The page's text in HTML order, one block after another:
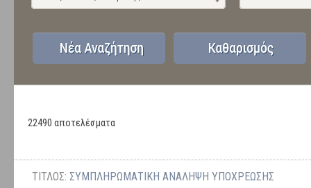
22490 αποτελέσματα
ΤΙΤΛΟΣ: ΣΥΜΠΛΗΡΩΜΑΤΙΚΗ ΑΝΑΛΗΨΗ ΥΠΟΧΡΕΩΣΗΣ